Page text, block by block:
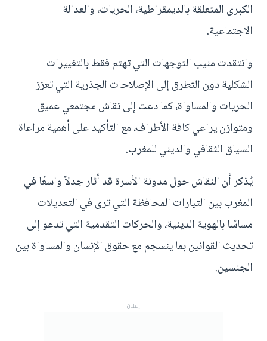
الكبرى المتعلقة بالديمقراطية، الحريات، والعدالة
الاجتماعية.
وانتقدت منيب التوجهات التي تهتم فقط بالتغييرات
الشكلية دون التطرق إلى الإصلاحات الجذرية التي تعزز
الحريات والمساواة، كما دعت إلى نقاش مجتمعي عميق
ومتوازن يراعي كافة الأطراف، مع التأكيد على أهمية مراعاة
السياق الثقافي والديني للمغرب.
يُذكر أن النقاش حول مدونة الأسرة قد أثار جدلاً واسعًا في
المغرب بين التيارات المحافظة التي ترى في التعديلات
مساسًا بالهوية الدينية، والحركات التقدمية التي تدعو إلى
تحديث القوانين بما ينسجم مع حقوق الإنسان والمساواة بين
الجنسين.
إعلان